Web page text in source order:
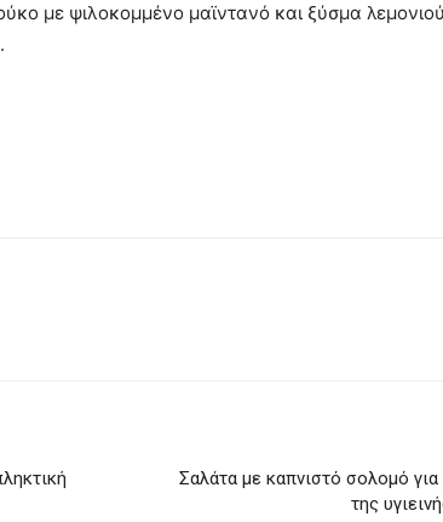
με ψιλοκομμένο μαϊντανό και ξύσμα
Σαλάτα με καπνιστό σολομό για
της